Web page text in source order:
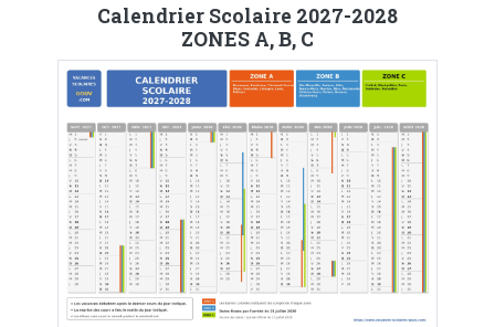
Calendrier Scolaire 2027-2028
ZONES A, B, C